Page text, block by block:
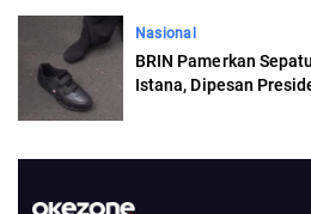
Nasional
BRIN Pamerkan
Istana, Dipesan